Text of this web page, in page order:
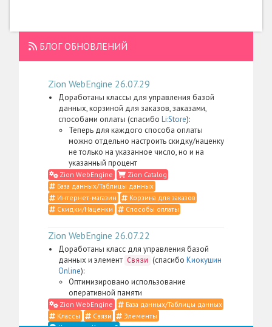
БЛОГ ОБНОВЛЕНИЙ
Zion WebEngine 26.07.29
Доработаны классы для управления базой
данных, корзиной для заказов, заказами,
способами оплаты (спасибо Li:Store):
Теперь для каждого способа оплаты
можно отдельно настроить скидку/наценку
не только на указанное число, но и на
указанный процент
Zion WebEngine
Zion Catalog
База данных/Таблицы данных
Интернет-магазин
Корзина для заказов
Скидки/Наценки
Способы оплаты
Zion WebEngine 26.07.22
Доработаны класс для управления базой
данных и элемент Связи (спасибо Киокушин
Online):
Оптимизировано использование
оперативной памяти
Zion WebEngine
База данных/Таблицы данных
Классы
Связи
Элементы